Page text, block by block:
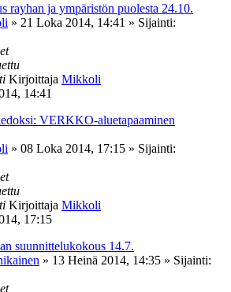
rayhan ja ympäristön puolesta 24.10.
» 21 Loka 2014, 14:41 » Sijainti:
Kirjoittaja Mikkoli
14:41
VERKKO-aluetapaaminen
» 08 Loka 2014, 17:15 » Sijainti:
Kirjoittaja Mikkoli
17:15
suunnittelukokous 14.7.
» 13 Heinä 2014, 14:35 » Sijainti: